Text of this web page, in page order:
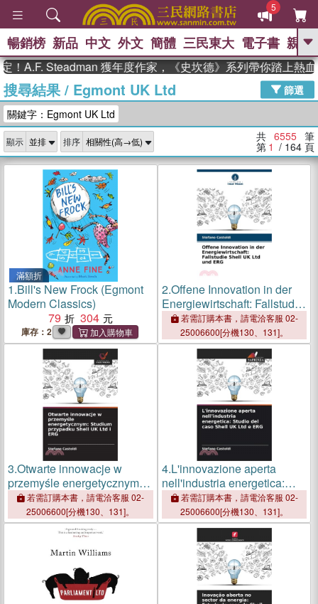
5
GO
熱搜： 東野圭吾 高希均教授回憶錄
、 The Odyssey 、 父親節 、 如果歷
獎 臺灣漫遊錄 、 方念華 、 台灣的李
登輝時代
數學女孩：黎曼猜想 、
偉大的迷走神經
暢銷榜 新品 中文 外文 簡體 三民東大 電子書 親子
Steadman 獲年度作家，《史坎德》系列帶你踏上熱血奇幻
搜尋結果/ Egmont UK Ltd
篩選
關鍵字：Egmont UK Ltd
顯示 排序 共 6555 筆
第 1 / 164 頁
滿額折
1.Bill's New Frock (Egmont
Modern Classics)
79
304
庫存：2
2.Offene Innovation in der
Energiewirtschaft: Fallstudie
Shell UK Ltd und ERG
若需訂購本書，請電洽客服 02-
25006600[分機130、131]。
3.Otwarte innowacje w
przemyśle energetycznym:
Studium przypadku Shell
UK Ltd i ERG
若需訂購本書，請電洽客服 02-
25006600[分機130、131]。
4.L'innovazione aperta
nell'industria energetica:
Studio del caso Shell UK Ltd
e ERG
若需訂購本書，請電洽客服 02-
25006600[分機130、131]。